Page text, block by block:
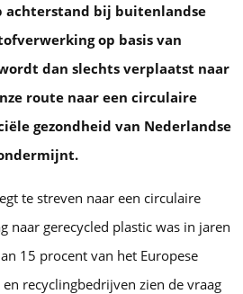
achterstand bij buitenlandse
op basis van
dan slechts verplaatst naar
route naar een circulaire
gezondheid van Nederlandse
te streven naar een circulaire
naar gerecycled plastic was in jaren
15 procent van het Europese
recyclingbedrijven zien de vraag